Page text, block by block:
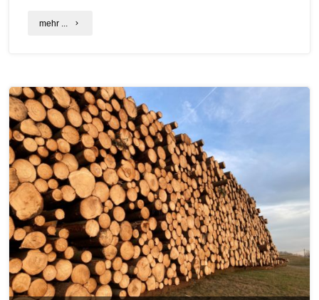
mehr ... "C.A.R.M.E.N.-
Waldwirtschaft
und
regionale
Wertschöpfung"